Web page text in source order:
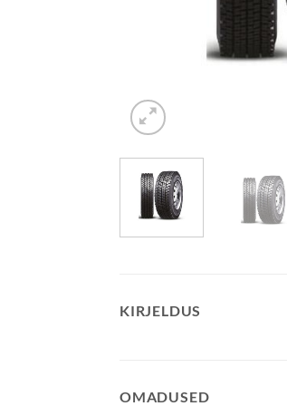
KIRJELDUS
OMADUSED